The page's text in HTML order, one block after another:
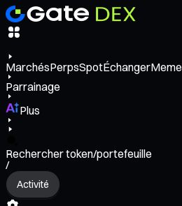
MarchésPerpsSpotÉchangerMeme
Parrainage
Plus
Rechercher token/portefeuille
/
Activité